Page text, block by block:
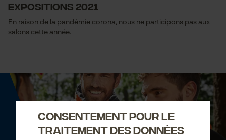
Expositions 2021
En raison de la pandémie corona, nous ne participons pas aux
salons cette année.
Consentement pour le
traitement des données